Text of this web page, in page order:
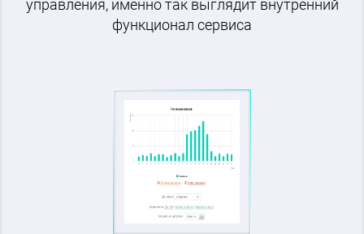
управления, именно так выглядит внутренний
функционал сервиса